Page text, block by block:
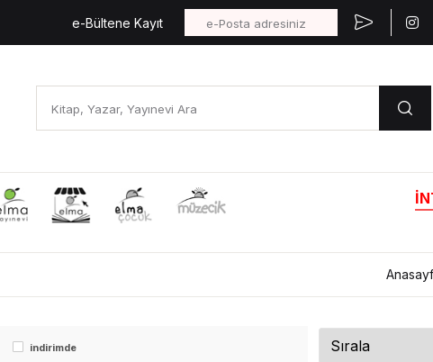
e-Bültene Kayıt
indirimde